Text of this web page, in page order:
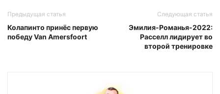
Предыдущая статья
Колапинто принёс первую
победу Van Amersfoort
Следующая статья
Эмилия-Романья-2022:
Расселл лидирует во
второй тренировке